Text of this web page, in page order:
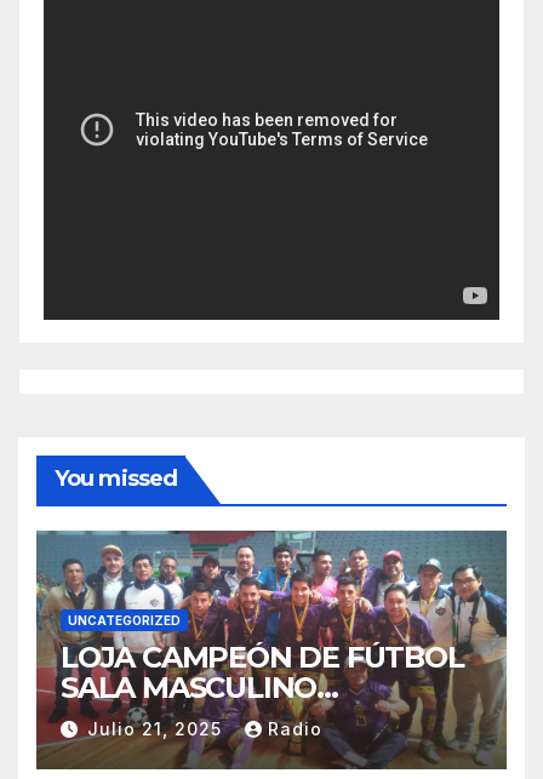
You missed
UNCATEGORIZED
LOJA CAMPEÓN DE FÚTBOL
SALA MASCULINO
TUNGURAHUA 2025.
Julio 21, 2025 Radio